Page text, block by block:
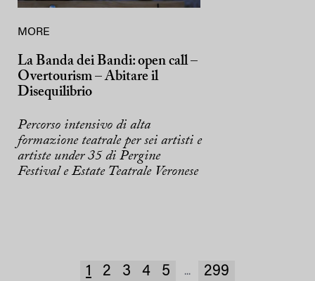
MORE
La Banda dei Bandi: open call –
Overtourism – Abitare il
Disequilibrio
Percorso intensivo di alta
formazione teatrale per sei artisti e
artiste under 35 di Pergine
Festival e Estate Teatrale Veronese
1 2 3 4 5 ... 299